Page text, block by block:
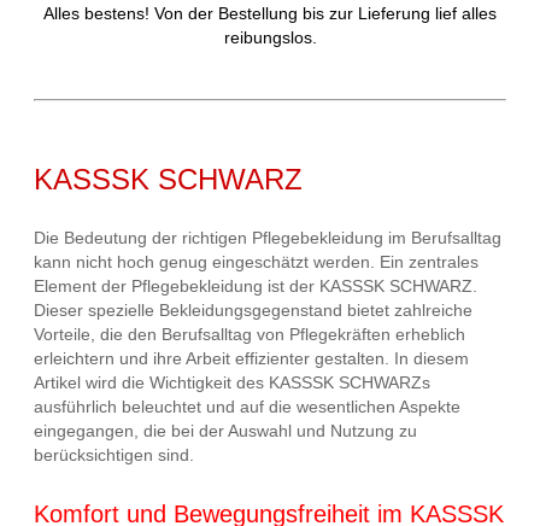
Alles bestens! Von der Bestellung bis zur Lieferung lief alles
reibungslos.
KASSSK SCHWARZ
Die Bedeutung der richtigen Pflegebekleidung im Berufsalltag
kann nicht hoch genug eingeschätzt werden. Ein zentrales
Element der Pflegebekleidung ist der KASSSK SCHWARZ.
Dieser spezielle Bekleidungsgegenstand bietet zahlreiche
Vorteile, die den Berufsalltag von Pflegekräften erheblich
erleichtern und ihre Arbeit effizienter gestalten. In diesem
Artikel wird die Wichtigkeit des KASSSK SCHWARZs
ausführlich beleuchtet und auf die wesentlichen Aspekte
eingegangen, die bei der Auswahl und Nutzung zu
berücksichtigen sind.
Komfort und Bewegungsfreiheit im KASSSK